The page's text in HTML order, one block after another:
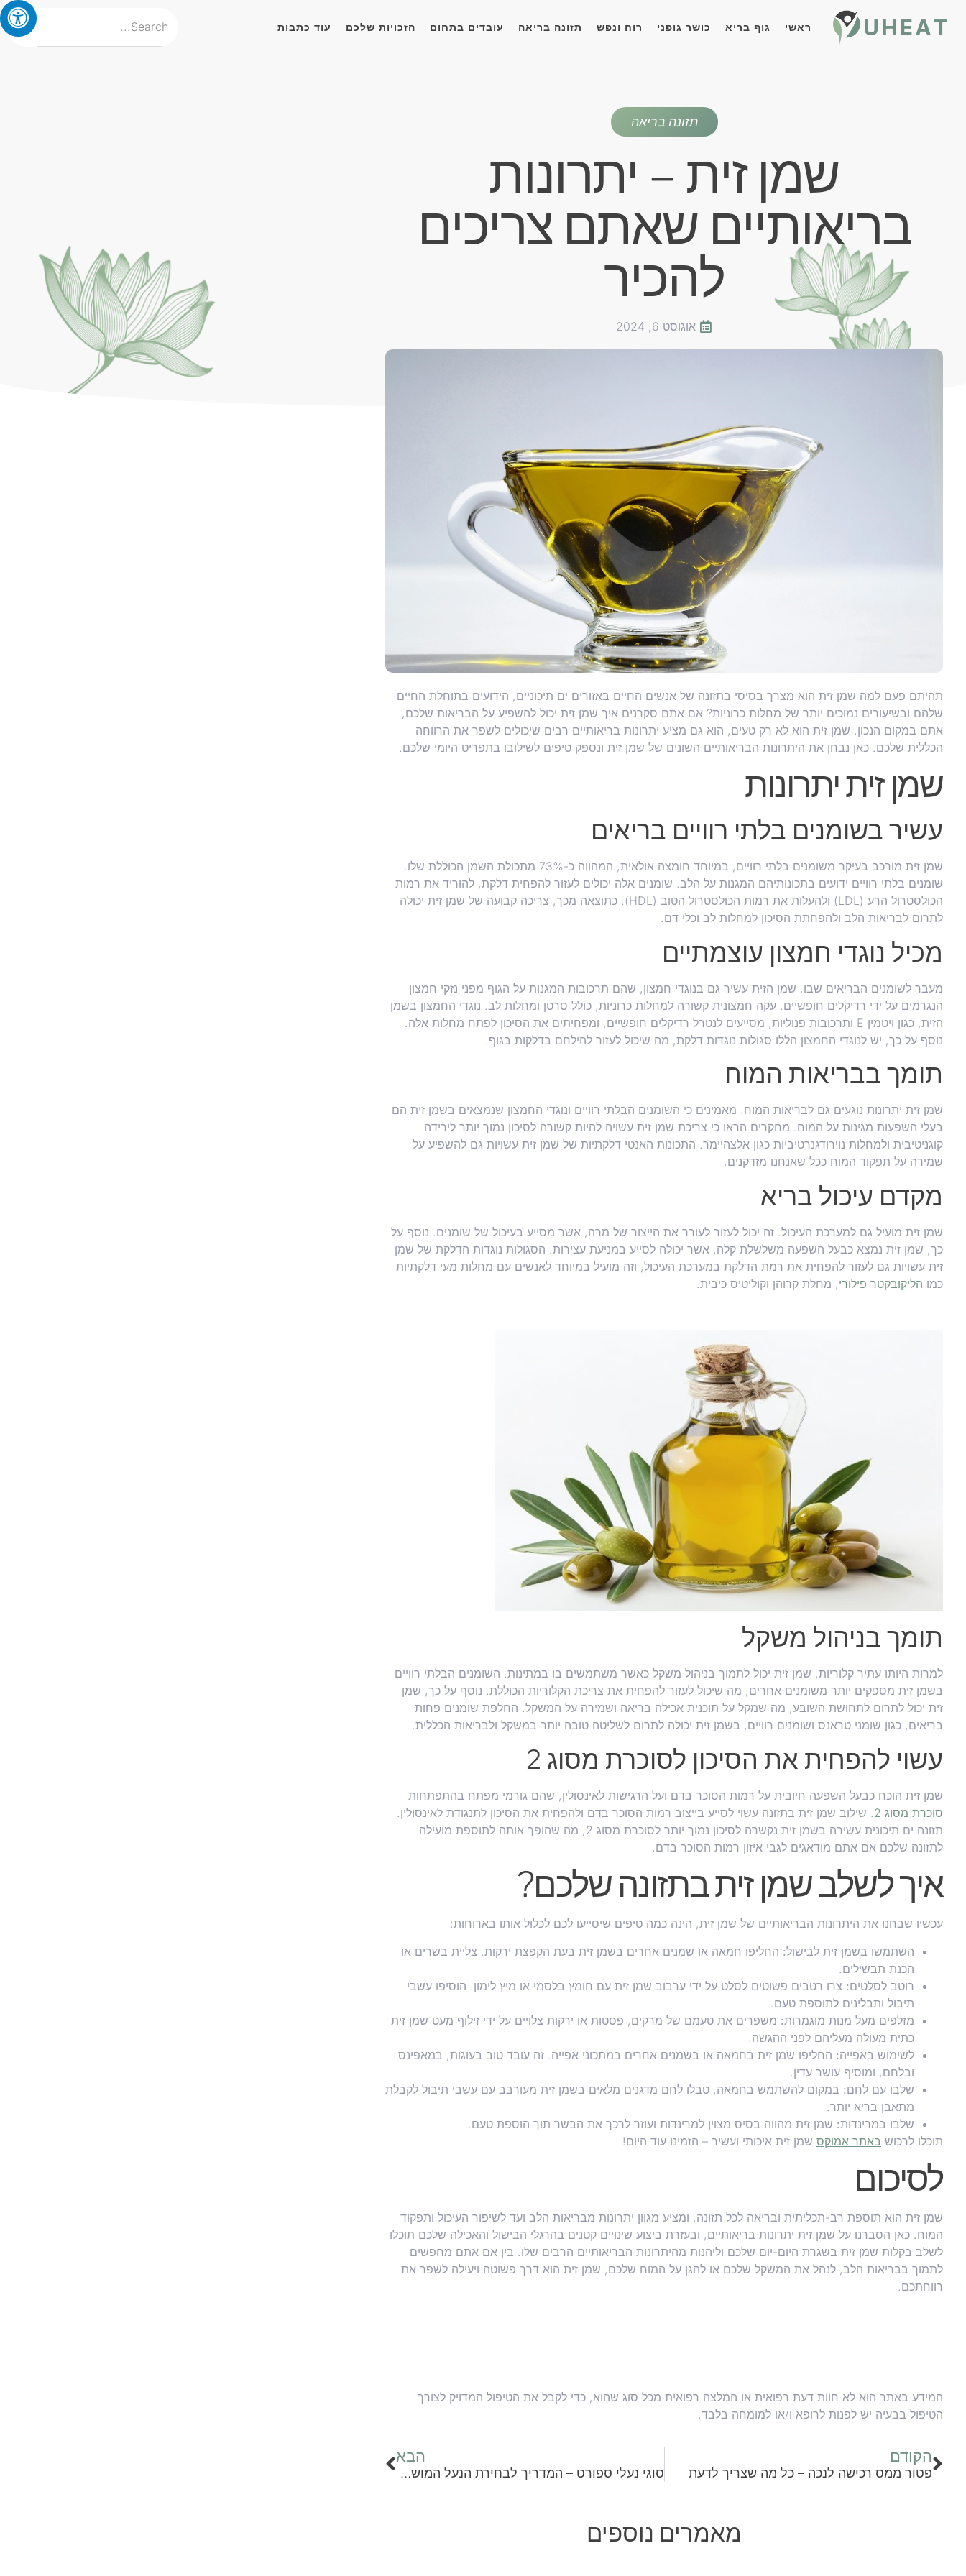
ראשי גוף בריא כושר גופני רוח ונפש תזונה בריאה עובדים בתחום הזכויות שלכם עוד כתבות
תזונה בריאה
שמן זית – יתרונות
בריאותיים שאתם צריכים
להכיר
אוגוסט 6, 2024
תהיתם פעם למה שמן זית הוא מצרך בסיסי בתזונה של אנשים החיים באזורים ים תיכוניים, הידועים בתוחלת החיים
שלהם ובשיעורים נמוכים יותר של מחלות כרוניות? אם אתם סקרנים איך שמן זית יכול להשפיע על הבריאות שלכם,
אתם במקום הנכון. שמן זית הוא לא רק טעים, הוא גם מציע יתרונות בריאותיים רבים שיכולים לשפר את הרווחה
הכללית שלכם. כאן נבחן את היתרונות הבריאותיים השונים של שמן זית ונספק טיפים לשילובו בתפריט היומי שלכם.
שמן זית יתרונות
עשיר בשומנים בלתי רוויים בריאים
שמן זית מורכב בעיקר משומנים בלתי רוויים, במיוחד חומצה אולאית, המהווה כ-73% מתכולת השמן הכוללת שלו.
שומנים בלתי רוויים ידועים בתכונותיהם המגנות על הלב. שומנים אלה יכולים לעזור להפחית דלקת, להוריד את רמות
הכולסטרול הרע (LDL) ולהעלות את רמות הכולסטרול הטוב (HDL). כתוצאה מכך, צריכה קבועה של שמן זית יכולה
לתרום לבריאות הלב ולהפחתת הסיכון למחלות לב וכלי דם.
מכיל נוגדי חמצון עוצמתיים
מעבר לשומנים הבריאים שבו, שמן הזית עשיר גם בנוגדי חמצון, שהם תרכובות המגנות על הגוף מפני נזקי חמצון
הנגרמים על ידי רדיקלים חופשיים. עקה חמצונית קשורה למחלות כרוניות, כולל סרטן ומחלות לב. נוגדי החמצון בשמן
הזית, כגון ויטמין E ותרכובות פנוליות, מסייעים לנטרל רדיקלים חופשיים, ומפחיתים את הסיכון לפתח מחלות אלה.
נוסף על כך, יש לנוגדי החמצון הללו סגולות נוגדות דלקת, מה שיכול לעזור להילחם בדלקות בגוף.
תומך בבריאות המוח
שמן זית יתרונות נוגעים גם לבריאות המוח. מאמינים כי השומנים הבלתי רוויים ונוגדי החמצון שנמצאים בשמן זית הם
בעלי השפעות מגינות על המוח. מחקרים הראו כי צריכת שמן זית עשויה להיות קשורה לסיכון נמוך יותר לירידה
קוגניטיבית ולמחלות נוירודגנרטיביות כגון אלצהיימר. התכונות האנטי דלקתיות של שמן זית עשויות גם להשפיע על
שמירה על תפקוד המוח ככל שאנחנו מזדקנים.
מקדם עיכול בריא
שמן זית מועיל גם למערכת העיכול. זה יכול לעזור לעורר את הייצור של מרה, אשר מסייע בעיכול של שומנים. נוסף על
כך, שמן זית נמצא כבעל השפעה משלשלת קלה, אשר יכולה לסייע במניעת עצירות. הסגולות נוגדות הדלקת של שמן
זית עשויות גם לעזור להפחית את רמת הדלקת במערכת העיכול, וזה מועיל במיוחד לאנשים עם מחלות מעי דלקתיות
כמו הליקובקטר פילורי, מחלת קרוהן וקוליטיס כיבית.
תומך בניהול משקל
למרות היותו עתיר קלוריות, שמן זית יכול לתמוך בניהול משקל כאשר משתמשים בו במתינות. השומנים הבלתי רוויים
בשמן זית מספקים יותר משומנים אחרים, מה שיכול לעזור להפחית את צריכת הקלוריות הכוללת. נוסף על כך, שמן
זית יכול לתרום לתחושת השובע, מה שמקל על תוכנית אכילה בריאה ושמירה על המשקל. החלפת שומנים פחות
בריאים, כגון שומני טראנס ושומנים רוויים, בשמן זית יכולה לתרום לשליטה טובה יותר במשקל ולבריאות הכללית.
עשוי להפחית את הסיכון לסוכרת מסוג 2
שמן זית הוכח כבעל השפעה חיובית על רמות הסוכר בדם ועל הרגישות לאינסולין, שהם גורמי מפתח בהתפתחות
סוכרת מסוג 2
. שילוב שמן זית בתזונה עשוי לסייע בייצוב רמות הסוכר בדם ולהפחית את הסיכון לתנגודת לאינסולין.
תזונה ים תיכונית עשירה בשמן זית נקשרה לסיכון נמוך יותר לסוכרת מסוג 2, מה שהופך אותה לתוספת מועילה
לתזונה שלכם אם אתם מודאגים לגבי איזון רמות הסוכר בדם.
איך לשלב שמן זית בתזונה שלכם?
עכשיו שבחנו את היתרונות הבריאותיים של שמן זית, הינה כמה טיפים שיסייעו לכם לכלול אותו בארוחות:
השתמשו בשמן זית לבישול: החליפו חמאה או שמנים אחרים בשמן זית בעת הקפצת ירקות, צליית בשרים או
הכנת תבשילים.
רוטב לסלטים: צרו רטבים פשוטים לסלט על ידי ערבוב שמן זית עם חומץ בלסמי או מיץ לימון. הוסיפו עשבי
תיבול ותבלינים לתוספת טעם.
מזלפים מעל מנות מוגמרות: משפרים את טעמם של מרקים, פסטות או ירקות צלויים על ידי זילוף מעט שמן זית
כתית מעולה מעליהם לפני ההגשה.
לשימוש באפייה: החליפו שמן זית בחמאה או בשמנים אחרים במתכוני אפייה. זה עובד טוב בעוגות, במאפינס
ובלחם, ומוסיף עושר עדין.
שלבו עם לחם: במקום להשתמש בחמאה, טבלו לחם מדגנים מלאים בשמן זית מעורבב עם עשבי תיבול לקבלת
מתאבן בריא יותר.
שלבו במרינדות: שמן זית מהווה בסיס מצוין למרינדות ועוזר לרכך את הבשר תוך הוספת טעם.
תוכלו לרכוש באתר אמוקס שמן זית איכותי ועשיר – הזמינו עוד היום!
לסיכום
שמן זית הוא תוספת רב-תכליתית ובריאה לכל תזונה, ומציע מגוון יתרונות מבריאות הלב ועד לשיפור העיכול ותפקוד
המוח. כאן הסברנו על שמן זית יתרונות בריאותיים, ובעזרת ביצוע שינויים קטנים בהרגלי הבישול והאכילה שלכם תוכלו
לשלב בקלות שמן זית בשגרת היום-יום שלכם וליהנות מהיתרונות הבריאותיים הרבים שלו. בין אם אתם מחפשים
לתמוך בבריאות הלב, לנהל את המשקל שלכם או להגן על המוח שלכם, שמן זית הוא דרך פשוטה ויעילה לשפר את
רווחתכם.
המידע באתר הוא לא חוות דעת רפואית או המלצה רפואית מכל סוג שהוא, כדי לקבל את הטיפול המדויק לצורך
הטיפול בבעיה יש לפנות לרופא ו/או למומחה בלבד.
הקודם
פטור ממס רכישה לנכה – כל מה שצריך לדעת
הבא
סוגי נעלי ספורט – המדריך לבחירת הנעל המושלמת
מאמרים נוספים